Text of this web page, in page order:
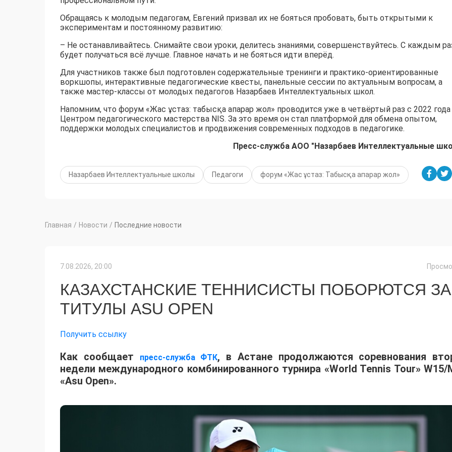
Обращаясь к молодым педагогам, Евгений призвал их не бояться пробовать, быть открытыми к
экспериментам и постоянному развитию:
– Не останавливайтесь. Снимайте свои уроки, делитесь знаниями, совершенствуйтесь. С каждым
будет получаться всё лучше. Главное начать и не бояться идти вперёд.
Для участников также был подготовлен содержательные тренинги и практико-ориентированные
воркшопы, интерактивные педагогические квесты, панельные сессии по актуальным вопросам, а
также мастер-классы от молодых педагогов Назарбаев Интеллектуальных школ.
Напомним, что форум «Жас ұстаз: табысқа апарар жол» проводится уже в четвёртый раз с 2022 года
Центром педагогического мастерства NIS. За это время он стал платформой для обмена опытом,
поддержки молодых специалистов и продвижения современных подходов в педагогике.
Пресс-служба АОО "Назарбаев Интеллектуальные
Назарбаев Интеллектуальные школы Педагоги форум «Жас ұстаз: Табысқа апарар жол»
Главная / Новости / Последние новости
7.08.2026, 20:00
КАЗАХСТАНСКИЕ ТЕННИСИСТЫ ПОБОРЮТСЯ ЗА
ТИТУЛЫ ASU OPEN
Получить ссылку
Как сообщает пресс-служба ФТК, в Астане продолжаются соревнования
недели международного комбинированного турнира «World Tennis Tour» W15/
«Asu Open».